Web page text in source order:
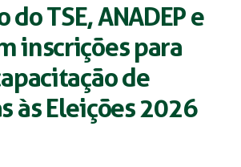
do TSE, ANADEP e
inscrições para
de
às Eleições 2026